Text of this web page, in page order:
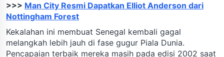
>>> Man City Resmi Dapatkan Elliot Anderson dari
Nottingham Forest
Kekalahan ini membuat Senegal kembali gagal
melangkah lebih jauh di fase gugur Piala Dunia.
Pencapaian terbaik mereka masih pada edisi 2002 saat